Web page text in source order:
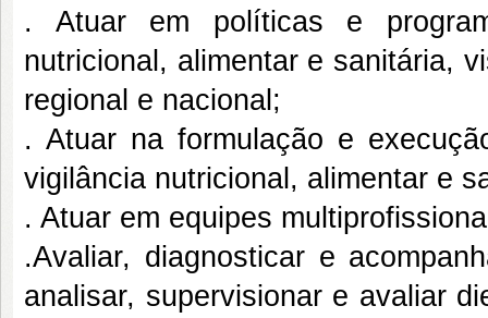
. Atuar em políticas e
nutricional, alimentar e sanitária,
regional e nacional;
. Atuar na formulação e
vigilância nutricional, alimentar e
. Atuar em equipes
.Avaliar, diagnosticar e
analisar, supervisionar e avaliar